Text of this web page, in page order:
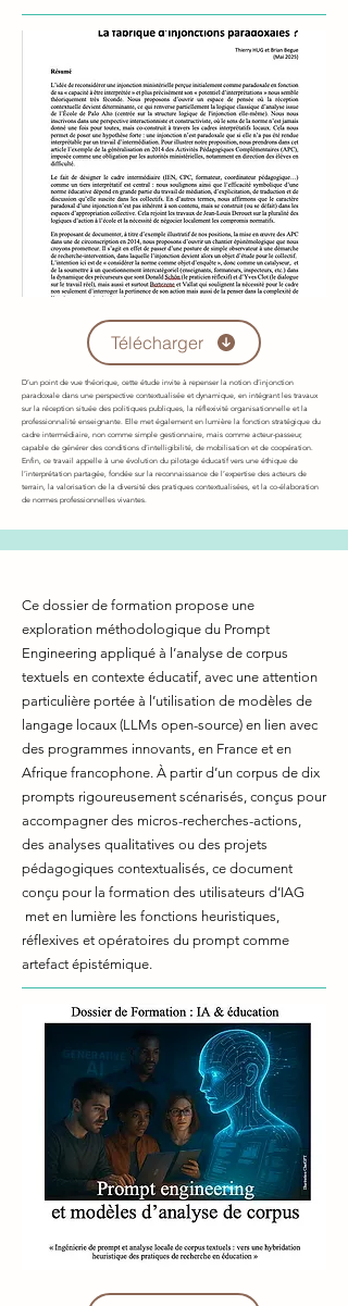
Télécharger
D’un point de vue théorique, cette étude invite à repenser la notion d’injonction
paradoxale dans une perspective contextualisée et dynamique, en intégrant les travaux
sur la réception située des politiques publiques, la réflexivité organisationnelle et la
professionnalité enseignante. Elle met également en lumière la fonction stratégique du
cadre intermédiaire, non comme simple gestionnaire, mais comme acteur-passeur,
capable de générer des conditions d’intelligibilité, de mobilisation et de coopération.
Enfin, ce travail appelle à une évolution du pilotage éducatif vers une éthique de
l’interprétation partagée, fondée sur la reconnaissance de l’expertise des acteurs de
terrain, la valorisation de la diversité des pratiques contextualisées, et la co-élaboration
de normes professionnelles vivantes.
Ce dossier de formation propose une
exploration méthodologique du Prompt
Engineering appliqué à l’analyse de corpus
textuels en contexte éducatif, avec une attention
particulière portée à l’utilisation de modèles de
langage locaux (LLMs open-source) en lien avec
des programmes innovants, en France et en
Afrique francophone. À partir d’un corpus de dix
prompts rigoureusement scénarisés, conçus pour
accompagner des micros-recherches-actions,
des analyses qualitatives ou des projets
pédagogiques contextualisés, ce document
conçu pour la formation des utilisateurs d’IAG
met en lumière les fonctions heuristiques,
réflexives et opératoires du prompt comme
artefact épistémique.